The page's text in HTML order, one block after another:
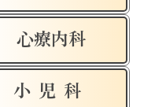
心療内科
小児科